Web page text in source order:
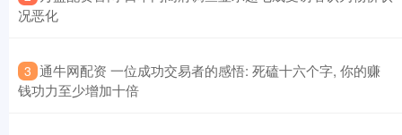
况恶化
3 ​通牛网配资 一位成功交易者的感悟: 死磕十六个字, 你的赚
钱功力至少增加十倍